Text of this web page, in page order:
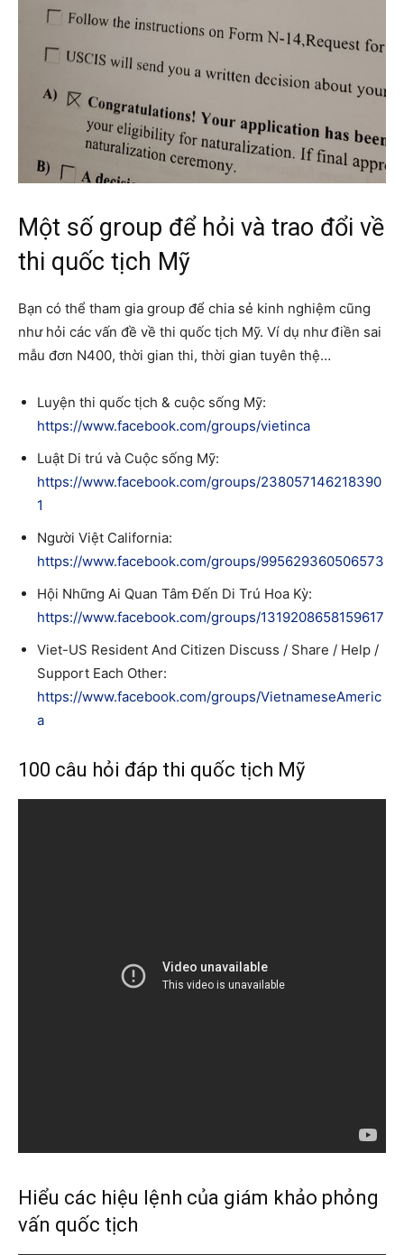
Một số group để hỏi và trao đổi về
thi quốc tịch Mỹ
Bạn có thể tham gia group để chia sẻ kinh nghiệm cũng
như hỏi các vấn đề về thi quốc tịch Mỹ. Ví dụ như điền sai
mẫu đơn N400, thời gian thi, thời gian tuyên thệ…
Luyện thi quốc tịch & cuộc sống Mỹ:
https://www.facebook.com/groups/vietinca
Luật Di trú và Cuộc sống Mỹ:
https://www.facebook.com/groups/238057146218390
1
Người Việt California:
https://www.facebook.com/groups/995629360506573
Hội Những Ai Quan Tâm Đến Di Trú Hoa Kỳ:
https://www.facebook.com/groups/1319208658159617
Viet-US Resident And Citizen Discuss / Share / Help /
Support Each Other:
https://www.facebook.com/groups/VietnameseAmeric
a
100 câu hỏi đáp thi quốc tịch Mỹ
Hiểu các hiệu lệnh của giám khảo phỏng
vấn quốc tịch